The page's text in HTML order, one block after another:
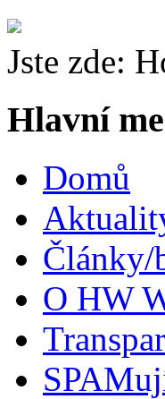
Jste zde:
Hlavní
Domů
Články/
O HW